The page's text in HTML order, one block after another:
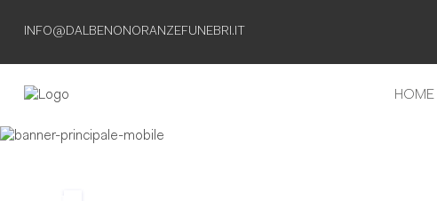
INFO@DALBENONORANZEFUNEBRI.IT
HOME